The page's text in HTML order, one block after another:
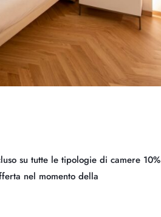
su tutte le tipologie di camere 10%
nel momento della